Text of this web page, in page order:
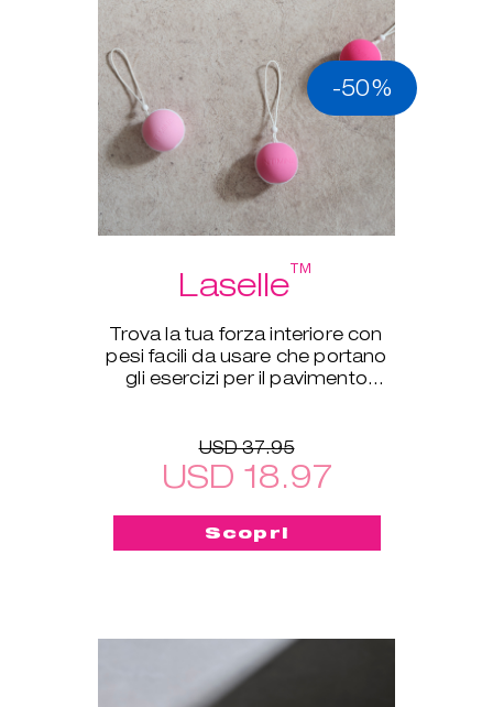
-50%
Laselle™
Trova la tua forza interiore con
pesi facili da usare che portano
gli esercizi per il pavimento
USD 37.95
USD 18.97
Scopri